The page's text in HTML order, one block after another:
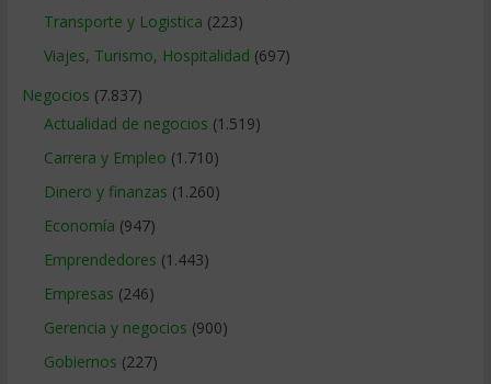
Transporte y Logistica (223)
Viajes, Turismo, Hospitalidad (697)
Negocios (7.837)
Actualidad de negocios (1.519)
Carrera y Empleo (1.710)
Dinero y finanzas (1.260)
Economía (947)
Emprendedores (1.443)
Empresas (246)
Gerencia y negocios (900)
Gobiernos (227)